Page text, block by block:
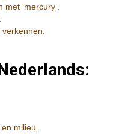
‘mercury’.
milieu.